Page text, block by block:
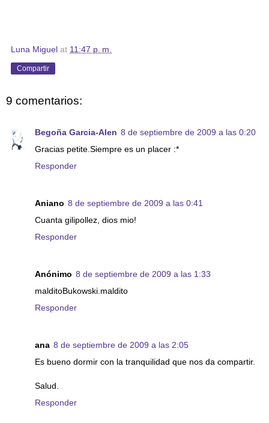
Luna Miguel at 11:47 p. m.
Compartir
9 comentarios:
Begoña Garcia-Alen 8 de septiembre de 2009 a las 0:20
Gracias petite.Siempre es un placer :*
Responder
Aniano 8 de septiembre de 2009 a las 0:41
Cuanta gilipollez, dios mio!
Responder
Anónimo 8 de septiembre de 2009 a las 1:33
malditoBukowski.maldito
Responder
ana 8 de septiembre de 2009 a las 2:05
Es bueno dormir con la tranquilidad que nos da compartir.
Salud.
Responder